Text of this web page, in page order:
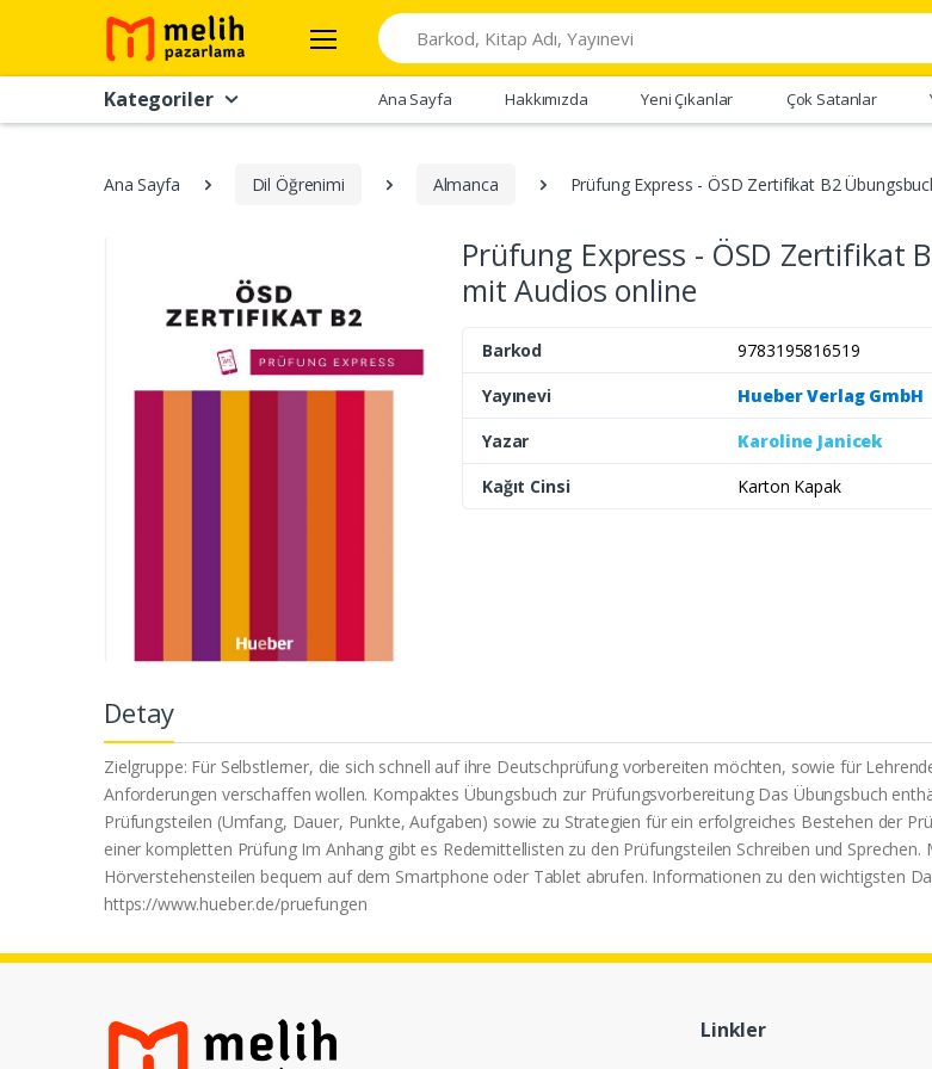
Search
Kategoriler Ana Sayfa Hakkımızda Yeni Çıkanlar Çok Satanlar
Ana Sayfa Dil Öğrenimi Almanca Prüfung Express - ÖSD Zertifikat B2
Prüfung Express - ÖSD Zertifikat
mit Audios online
Barkod
9783195816519
Yayınevi
Hueber Verlag GmbH
Yazar
Karoline Janicek
Kağıt Cinsi
Karton Kapak
Detay
Zielgruppe: Für Selbstlerner, die sich schnell auf ihre Deutschprüfung vorbereiten möchten, sowie für
Anforderungen verschaffen wollen. Kompaktes Übungsbuch zur Prüfungsvorbereitung Das Übungsbuch
Prüfungsteilen (Umfang, Dauer, Punkte, Aufgaben) sowie zu Strategien für ein erfolgreiches Bestehen der
einer kompletten Prüfung Im Anhang gibt es Redemittellisten zu den Prüfungsteilen Schreiben und
Hörverstehensteilen bequem auf dem Smartphone oder Tablet abrufen. Informationen zu den wichtigsten
https://www.hueber.de/pruefungen
Linkler